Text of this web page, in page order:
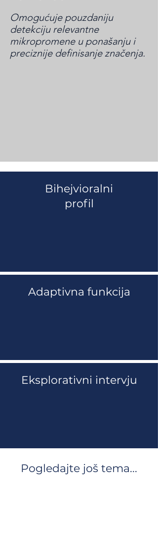
Omogućuje pouzdaniju
detekciju relevantne
mikropromene u ponašanju i
preciznije definisanje značenja.
Bihejvioralni
profil
Adaptivna funkcija
Eksplorativni intervju
Pogledajte još tema...